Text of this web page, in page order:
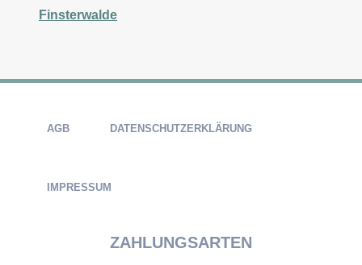
Finsterwalde
AGB DATENSCHUTZERKLÄRUNG
IMPRESSUM
ZAHLUNGSARTEN